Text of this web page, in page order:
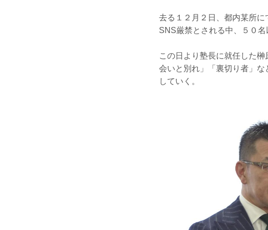
去る１２月２日、都内某所
SNS厳禁とされる中、５０名
この日より塾長に就任した
会いと別れ」「裏切り者」
していく。